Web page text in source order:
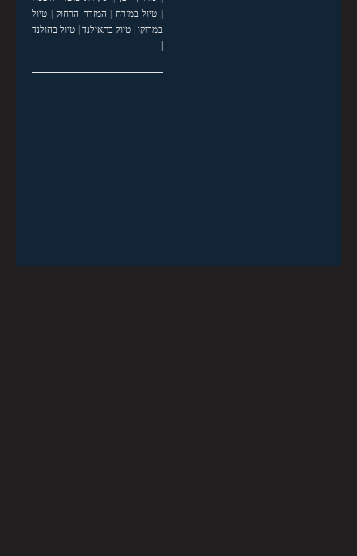
טיול במזרח המזרח הרחוק| טיול
במרוקו| טיול בתאילנד| טיול בהולנד